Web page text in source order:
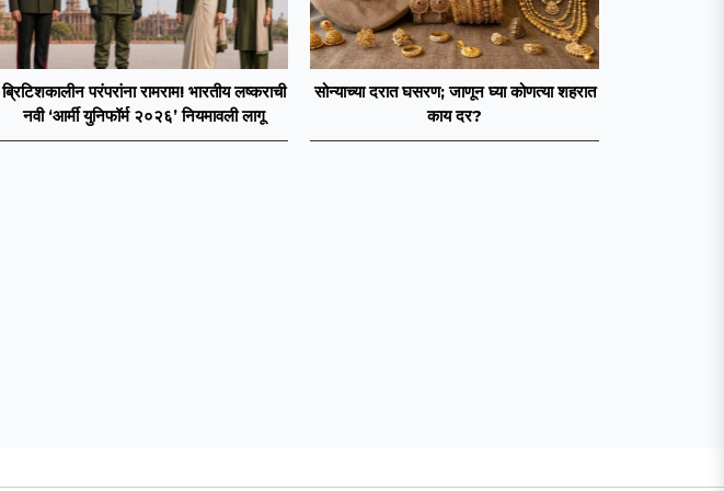
ब्रिटिशकालीन परंपरांना रामराम! भारतीय लष्कराची
नवी ‘आर्मी युनिफॉर्म २०२६’ नियमावली लागू
सोन्याच्या दरात घसरण; जाणून घ्या कोणत्या शहरात
काय दर?